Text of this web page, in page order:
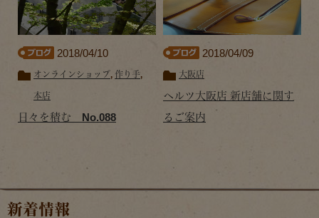
2018/04/10
オンラインショップ, 作り手,
本店
日々を積む No.088
2018/04/09
大阪店
ヘルツ大阪店 新店舗に関す
るご案内
新着情報